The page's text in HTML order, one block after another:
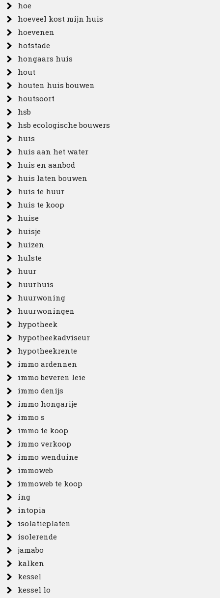
hoe
hoeveel kost mijn huis
hoevenen
hofstade
hongaars huis
hout
houten huis bouwen
houtsoort
hsb
hsb ecologische bouwers
huis
huis aan het water
huis en aanbod
huis laten bouwen
huis te huur
huis te koop
huise
huisje
huizen
hulste
huur
huurhuis
huurwoning
huurwoningen
hypotheek
hypotheekadviseur
hypotheekrente
immo ardennen
immo beveren leie
immo denijs
immo hongarije
immo s
immo te koop
immo verkoop
immo wenduine
immoweb
immoweb te koop
ing
intopia
isolatieplaten
isolerende
jamabo
kalken
kessel
kessel lo